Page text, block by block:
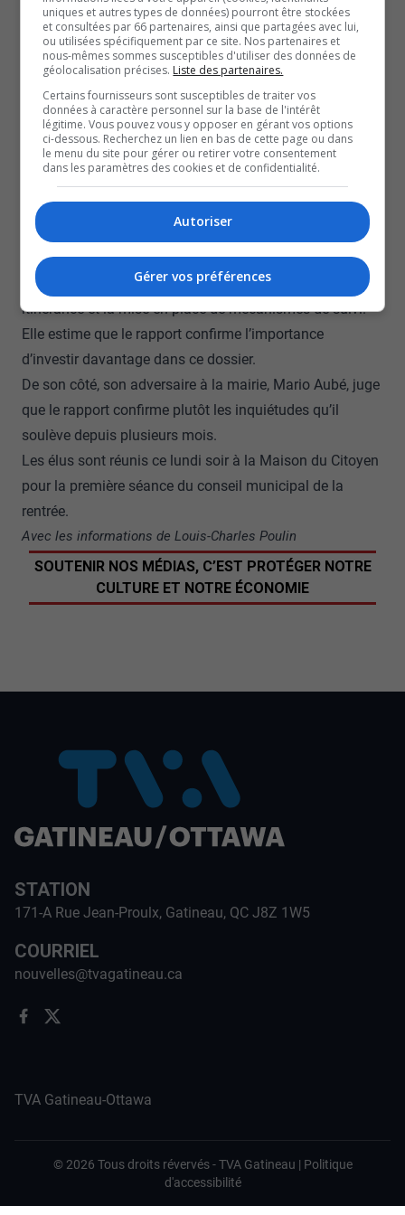
correspond à la direction déjà proposée par
l’administration.
Daniel Champagne, Conseiller municipal du Versant et membre du
Le rapport met aussi en lumière des lacunes dans la
gestion du plan d’action en itinérance. La vérificatrice
déplore l’absence d’indicateurs de performance et de
suivis budgétaires, qui rendent difficile l’évaluation des
interventions.
La mairesse rappelle que les constats s’appuient sur des
observations de 2024 et que des correctifs ont été
apportés depuis, notamment la création d’une équipe
itinérance et la mise en place de mécanismes de suivi.
Elle estime que le rapport confirme l’importance
d’investir davantage dans ce dossier.
De son côté, son adversaire à la mairie, Mario Aubé, juge
que le rapport confirme plutôt les inquiétudes qu’il
soulève depuis plusieurs mois.
Les élus sont réunis ce lundi soir à la Maison du Citoyen
pour la première séance du conseil municipal de la
rentrée.
Avec les informations de Louis-Charles Poulin
SOUTENIR NOS MÉDIAS, C’EST PROTÉGER NOTRE
CULTURE ET NOTRE ÉCONOMIE
STATION
171-A Rue Jean-Proulx, Gatineau, QC J8Z 1W5
COURRIEL
nouvelles@tvagatineau.ca
TVA Gatineau-Ottawa
© 2026 Tous droits révervés -TVA Gatineau | Politique
d'accessibilité
uniques et autres types de données) pourront être stockées
et consultées par 66 partenaires, ainsi que partagées avec lui,
ou utilisées spécifiquement par ce site. Nos partenaires et
nous-mêmes sommes susceptibles d'utiliser des données de
géolocalisation précises. Liste des partenaires.
Certains fournisseurs sont susceptibles de traiter vos
données à caractère personnel sur la base de l'intérêt
légitime. Vous pouvez vous y opposer en gérant vos options
ci-dessous. Recherchez un lien en bas de cette page ou dans
le menu du site pour gérer ou retirer votre consentement
dans les paramètres des cookies et de confidentialité.
Autoriser
Gérer vos préférences